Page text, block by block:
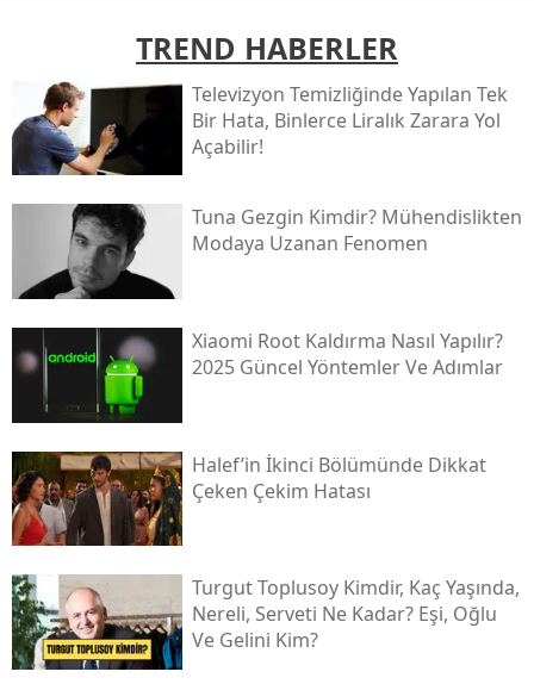
TREND HABERLER
Televizyon Temizliğinde Yapılan Tek
Bir Hata, Binlerce Liralık Zarara Yol
Açabilir!
Tuna Gezgin Kimdir? Mühendislikten
Modaya Uzanan Fenomen
Xiaomi Root Kaldırma Nasıl Yapılır?
2025 Güncel Yöntemler Ve Adımlar
Halef’in İkinci Bölümünde Dikkat
Çeken Çekim Hatası
Turgut Toplusoy Kimdir, Kaç Yaşında,
Nereli, Serveti Ne Kadar? Eşi, Oğlu
Ve Gelini Kim?